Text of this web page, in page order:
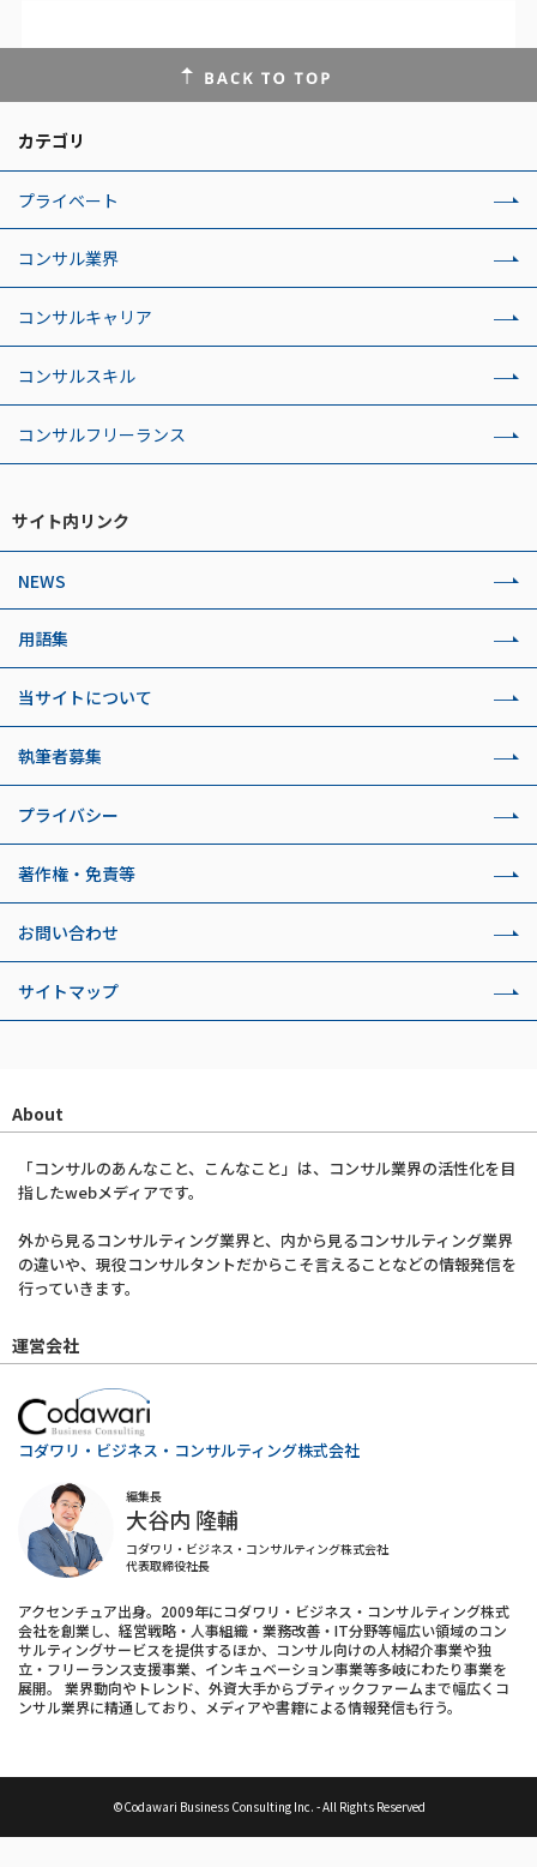
カテゴリ
プライベート
コンサル業界
コンサルキャリア
コンサルスキル
コンサルフリーランス
サイト内リンク
NEWS
用語集
当サイトについて
執筆者募集
プライバシー
著作権・免責等
お問い合わせ
サイトマップ
About
「コンサルのあんなこと、こんなこと」は、コンサル業界の活性化を目
指したwebメディアです。
外から見るコンサルティング業界と、内から見るコンサルティング業界
の違いや、現役コンサルタントだからこそ言えることなどの情報発信を
行っていきます。
運営会社
コダワリ・ビジネス・コンサルティング株式会社
編集長
大谷内 隆輔
コダワリ・ビジネス・コンサルティング株式会社
代表取締役社長
アクセンチュア出身。2009年にコダワリ・ビジネス・コンサルティング株式
会社を創業し、経営戦略・人事組織・業務改善・IT分野等幅広い領域のコン
サルティングサービスを提供するほか、コンサル向けの人材紹介事業や独
立・フリーランス支援事業、インキュベーション事業等多岐にわたり事業を
展開。 業界動向やトレンド、外資大手からブティックファームまで幅広くコ
ンサル業界に精通しており、メディアや書籍による情報発信も行う。
©Codawari Business Consulting Inc. - All Rights Reserved